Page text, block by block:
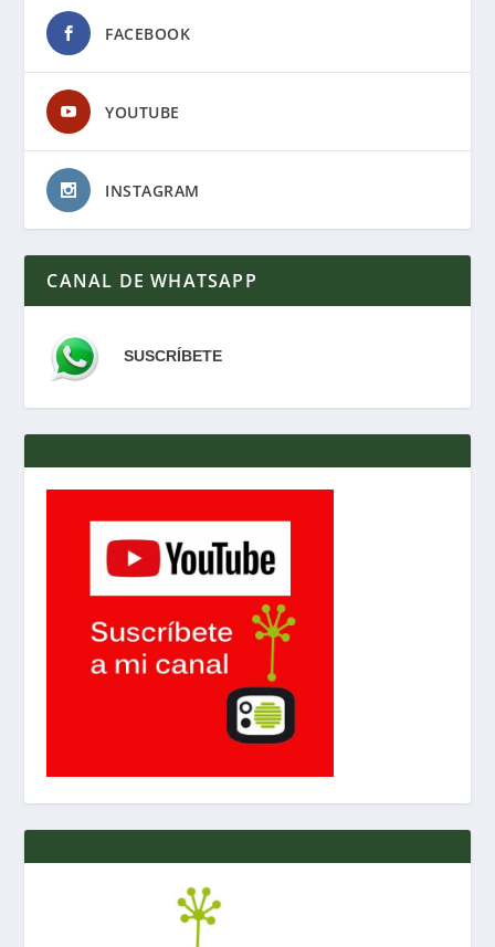
FACEBOOK
YOUTUBE
INSTAGRAM
CANAL DE WHATSAPP
SUSCRÍBETE